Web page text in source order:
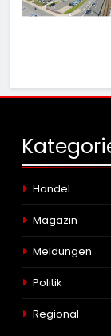
Handel
Magazin
Meldungen
Politik
Regional